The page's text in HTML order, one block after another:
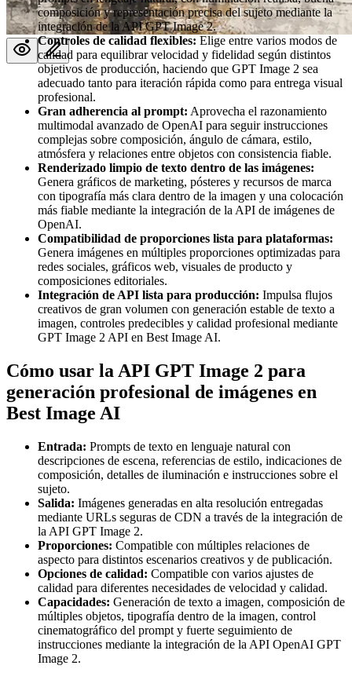
composición y representación precisa del sujeto mediante la
integración de la API GPT Image 2.
Controles de calidad flexibles: Elige entre varios modos de
calidad para equilibrar velocidad y fidelidad según distintos
objetivos de producción, haciendo que GPT Image 2 sea
adecuado tanto para iteración rápida como para entrega visual
profesional.
Gran adherencia al prompt: Aprovecha el razonamiento
multimodal avanzado de OpenAI para seguir instrucciones
complejas sobre composición, ángulo de cámara, estilo,
atmósfera y relaciones entre objetos con consistencia fiable.
Renderizado limpio de texto dentro de las imágenes:
Genera gráficos de marketing, pósteres y recursos de marca
con tipografía más clara dentro de la imagen y una colocación
más fiable mediante la integración de la API de imágenes de
OpenAI.
Compatibilidad de proporciones lista para plataformas:
Genera imágenes en múltiples proporciones optimizadas para
redes sociales, gráficos web, visuales de producto y
composiciones editoriales.
Integración de API lista para producción: Impulsa flujos
creativos de gran volumen con generación estable de texto a
imagen, controles predecibles y calidad profesional mediante
GPT Image 2 API en Best Image AI.
Cómo usar la API GPT Image 2 para
generación profesional de imágenes en
Best Image AI
Entrada: Prompts de texto en lenguaje natural con
descripciones de escena, referencias de estilo, indicaciones de
composición, detalles de iluminación e instrucciones sobre el
sujeto.
Salida: Imágenes generadas en alta resolución entregadas
mediante URLs seguras de CDN a través de la integración de
la API GPT Image 2.
Proporciones: Compatible con múltiples relaciones de
aspecto para distintos escenarios creativos y de publicación.
Opciones de calidad: Compatible con varios ajustes de
calidad para diferentes necesidades de velocidad y calidad.
Capacidades: Generación de texto a imagen, composición de
múltiples objetos, tipografía dentro de la imagen, control
cinematográfico del prompt y fuerte seguimiento de
instrucciones mediante la integración de la API OpenAI GPT
Image 2.